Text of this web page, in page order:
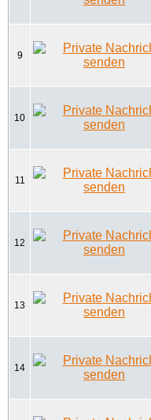
9
10
11
12
13
14